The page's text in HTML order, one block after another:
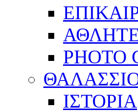
PHOTO
ΙΣΤΟΡΙΑ